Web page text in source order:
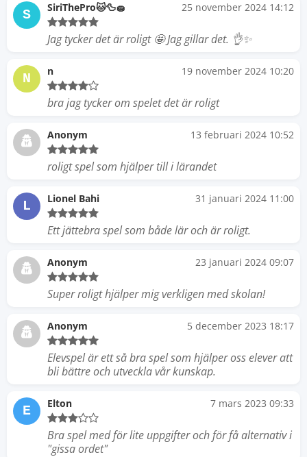
S SiriThePro🐱🦆🧽 25 november 2024 14:12
Jag tycker det är roligt 🤩 Jag gillar det. 👌✨
N n 19 november 2024 10:20
bra jag tycker om spelet det är roligt
Anonym 13 februari 2024 10:52
roligt spel som hjälper till i lärandet
L Lionel Bahi 31 januari 2024 11:00
Ett jättebra spel som både lär och är roligt.
Anonym 23 januari 2024 09:07
Super roligt hjälper mig verkligen med skolan!
Anonym 5 december 2023 18:17
Elevspel är ett så bra spel som hjälper oss elever att
bli bättre och utveckla vår kunskap.
E Elton 7 mars 2023 09:33
Bra spel med för lite uppgifter och för få alternativ i
"gissa ordet"